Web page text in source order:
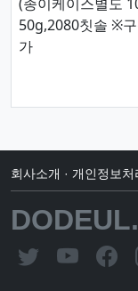
50g,2080칫솔 ※
가
회사소개 · 개인정보처